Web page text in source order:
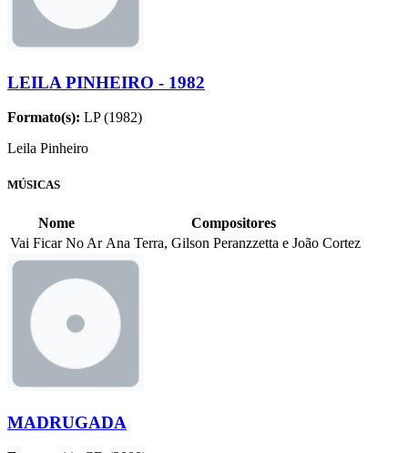
LEILA PINHEIRO - 1982
Formato(s): LP (1982)
Leila Pinheiro
MÚSICAS
Nome
Compositores
Vai Ficar No Ar Ana Terra, Gilson Peranzzetta e João Cortez
MADRUGADA